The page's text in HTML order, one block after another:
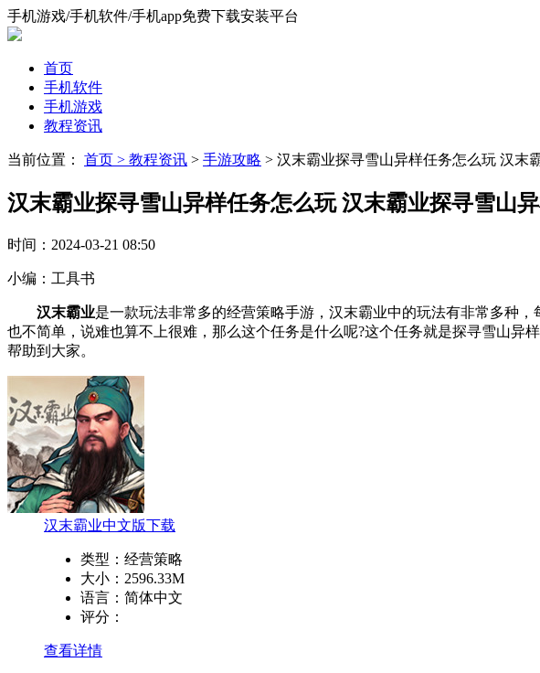
手机游戏/手机软件/手机app免费下载安装平台
首页
手机软件
手机游戏
教程资讯
当前位置： 首页 > 教程资讯 > 手游攻略 > 汉末霸业探寻雪山异样任务怎么玩 汉末
汉末霸业探寻雪山异样任务怎么玩 汉末霸业探寻雪山
时间： 2024-03-21 08:50
小编： 工具书
汉末霸业是一款玩法非常多的经营策略手游，汉末霸业中的玩法有非常多种
也不简单，说难也算不上很难，那么这个任务是什么呢?这个任务就是探寻雪山
帮助到大家。
汉末霸业中文版下载
类型： 经营策略
大小： 2596.33M
语言： 简体中文
评分：
查看详情